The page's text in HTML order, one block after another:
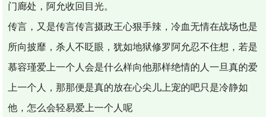
门廊处，阿允收回目光。
传言，又是传言传言摄政王心狠手辣，冷血无情在战场也是
所向披靡，杀人不眨眼，犹如地狱修罗阿允忍不住想，若是
慕容瑾爱上一个人会是什么样向他那样绝情的人一旦真的爱
上一个人，那那便是真的放在心尖儿上宠的吧只是冷静如
他，怎么会轻易爱上一个人呢